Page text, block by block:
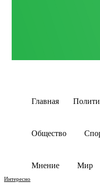
Главная
Общество
Мнение Мир
Интересно